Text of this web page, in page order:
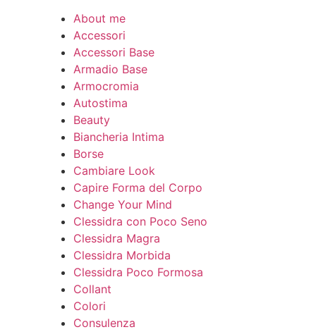
About me
Accessori
Accessori Base
Armadio Base
Armocromia
Autostima
Beauty
Biancheria Intima
Borse
Cambiare Look
Capire Forma del Corpo
Change Your Mind
Clessidra con Poco Seno
Clessidra Magra
Clessidra Morbida
Clessidra Poco Formosa
Collant
Colori
Consulenza